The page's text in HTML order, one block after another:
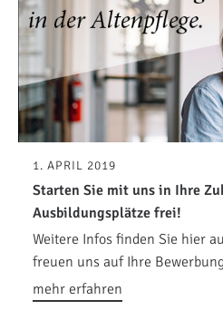
1. APRIL 2019
Starten Sie mit uns in Ihre
Ausbildungsplätze frei!
Weitere Infos finden Sie hier
freuen uns auf Ihre
mehr erfahren